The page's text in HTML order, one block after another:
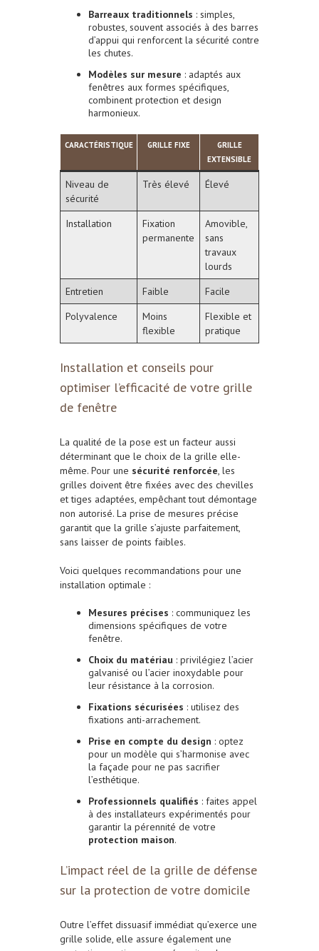
Barreaux traditionnels : simples,
robustes, souvent associés à des barres
d’appui qui renforcent la sécurité contre
les chutes.
Modèles sur mesure : adaptés aux
fenêtres aux formes spécifiques,
combinent protection et design
harmonieux.
CARACTÉRISTIQUE GRILLE FIXE
GRILLE
EXTENSIBLE
Niveau de
sécurité
Très élevé Élevé
Installation
Fixation
permanente
Amovible,
sans
travaux
lourds
Entretien
Faible
Facile
Polyvalence
Moins
flexible
Flexible et
pratique
Installation et conseils pour
optimiser l’efficacité de votre grille
de fenêtre
La qualité de la pose est un facteur aussi
déterminant que le choix de la grille elle-
même. Pour une sécurité renforcée, les
grilles doivent être fixées avec des chevilles
et tiges adaptées, empêchant tout démontage
non autorisé. La prise de mesures précise
garantit que la grille s’ajuste parfaitement,
sans laisser de points faibles.
Voici quelques recommandations pour une
installation optimale :
Mesures précises : communiquez les
dimensions spécifiques de votre
fenêtre.
Choix du matériau : privilégiez l’acier
galvanisé ou l’acier inoxydable pour
leur résistance à la corrosion.
Fixations sécurisées : utilisez des
fixations anti-arrachement.
Prise en compte du design : optez
pour un modèle qui s’harmonise avec
la façade pour ne pas sacrifier
l’esthétique.
Professionnels qualifiés : faites appel
à des installateurs expérimentés pour
garantir la pérennité de votre
protection maison.
L’impact réel de la grille de défense
sur la protection de votre domicile
Outre l’effet dissuasif immédiat qu’exerce une
grille solide, elle assure également une